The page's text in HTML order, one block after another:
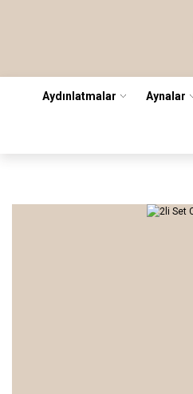
Aydınlatmalar Aynalar